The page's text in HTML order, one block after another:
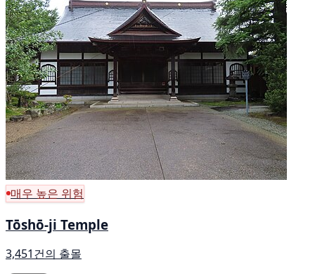
매우 높은 위험
Tōshō-ji Temple
3,451건의 출몰